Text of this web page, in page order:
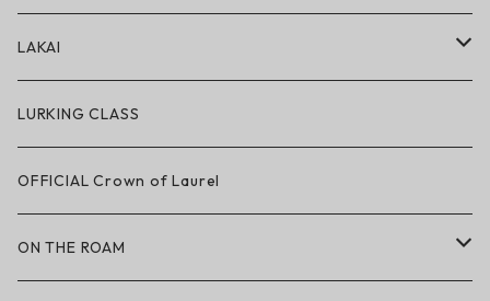
アパレル
ハードグッズ
LAKAI
LAKAI × POLeR
LAKAI × CHOCOLATE
LAKAI × RIPNDIP
LURKING CLASS
OFFICIAL Crown of Laurel
ON THE ROAM